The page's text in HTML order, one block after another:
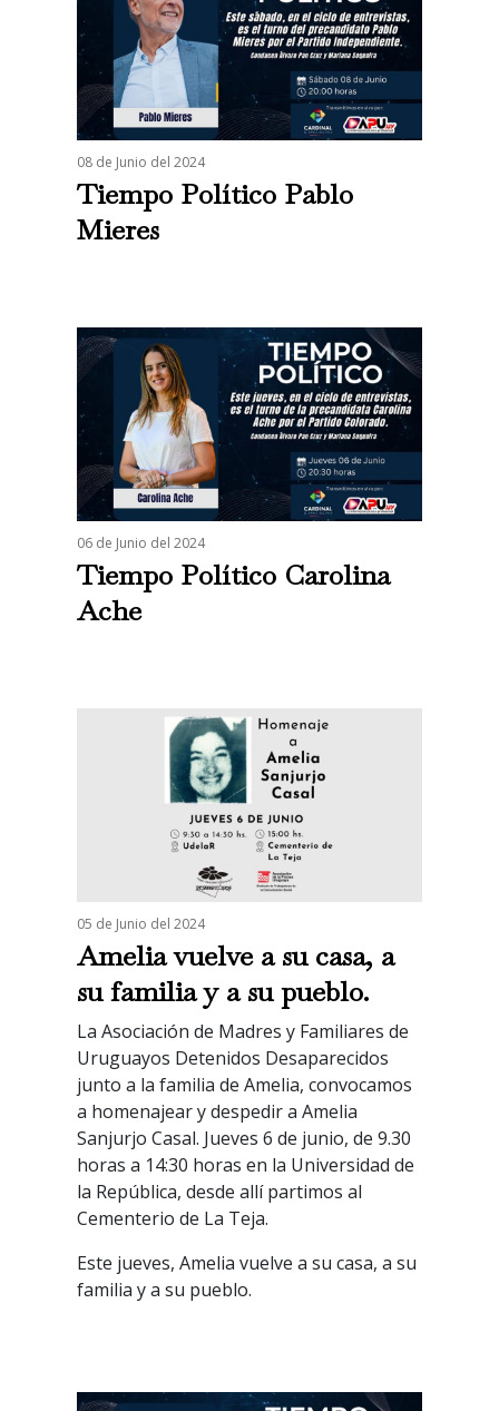
08 de Junio del 2024
Tiempo Político Pablo
Mieres
06 de Junio del 2024
Tiempo Político Carolina
Ache
05 de Junio del 2024
Amelia vuelve a su casa, a
su familia y a su pueblo.
La Asociación de Madres y Familiares de
Uruguayos Detenidos Desaparecidos
junto a la familia de Amelia, convocamos
a homenajear y despedir a Amelia
Sanjurjo Casal. Jueves 6 de junio, de 9.30
horas a 14:30 horas en la Universidad de
la República, desde allí partimos al
Cementerio de La Teja.
Este jueves, Amelia vuelve a su casa, a su
familia y a su pueblo.